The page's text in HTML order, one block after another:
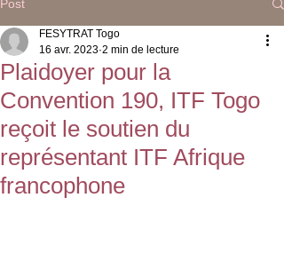
Post
Plaidoyer pour la
Convention 190, ITF Togo
reçoit le soutien du
représentant ITF Afrique
francophone
FESYTRAT Togo
16 avr. 2023 2 min de lecture